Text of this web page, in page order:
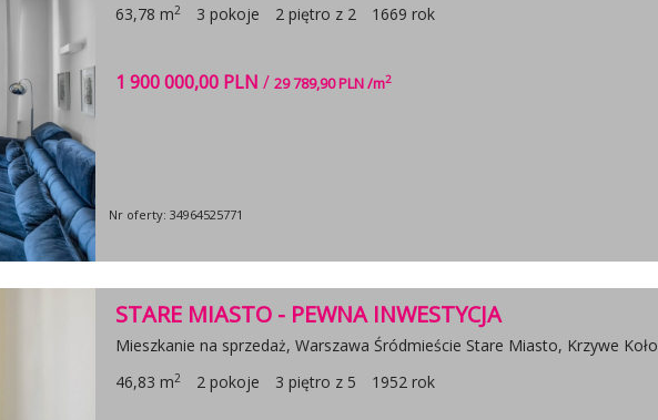
63,78 m2 3 pokoje 2 piętro z 2 1669 rok
1 900 000,00 PLN / 29 789,90 PLN /m2
Nr oferty: 34964525771
STARE MIASTO - PEWNA INWESTYCJA
Mieszkanie na sprzedaż, Warszawa Śródmieście Stare Miasto, Krzywe Koło
46,83 m2 2 pokoje 3 piętro z 5 1952 rok